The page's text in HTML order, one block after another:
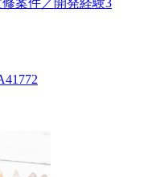
案件／開発経験3